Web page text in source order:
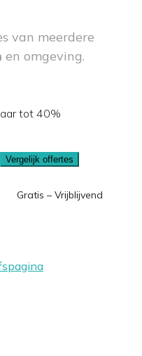
van meerdere
en omgeving.
tot 40%
Vergelijk offertes
Gratis – Vrijblijvend